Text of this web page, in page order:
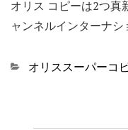
オリス コピーは2つ真
ャンネルインターナ
Categories
オリススーパーコ